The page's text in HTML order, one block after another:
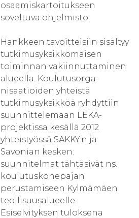
osaamiskartoitukseen
soveltuva ohjelmisto.
Hankkeen tavoitteisiin sisältyy
tutkimusyksikkömäisen
toiminnan vakiinnuttaminen
alueella. Koulutusorga-
nisaatioiden yhteistä
tutkimusyksikköä ryhdyttiin
suunnittelemaan LEKA-
projektissa kesällä 2012
yhteistyössä SAKKY:n ja
Savonian kesken:
suunnitelmat tähtäsivät ns.
koulutuskonepajan
perustamiseen Kylmämäen
teollisuusalueelle.
Esiselvityksen tuloksena